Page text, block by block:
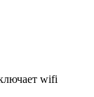
wifi